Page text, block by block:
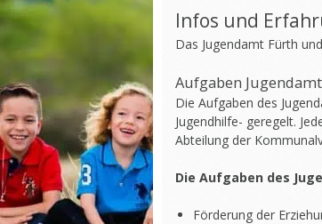
Infos und
Das Jugendamt Fürth
Aufgaben
Die Aufgaben des
Jugendhilfe- geregelt.
Abteilung der
Die Aufgaben des
Förderung der